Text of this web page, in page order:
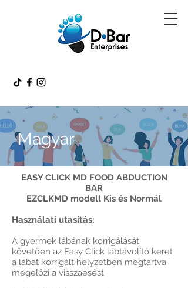
Magyar
EASY CLICK MD FOOD ABDUCTION
BAR
EZCLKMD modell Kis és Normál
Használati utasítás:
A gyermek lábának korrigálását
követően az Easy Click lábtávolító keret
a lábat korrigált helyzetben megtartva
megelőzi a visszaesést.